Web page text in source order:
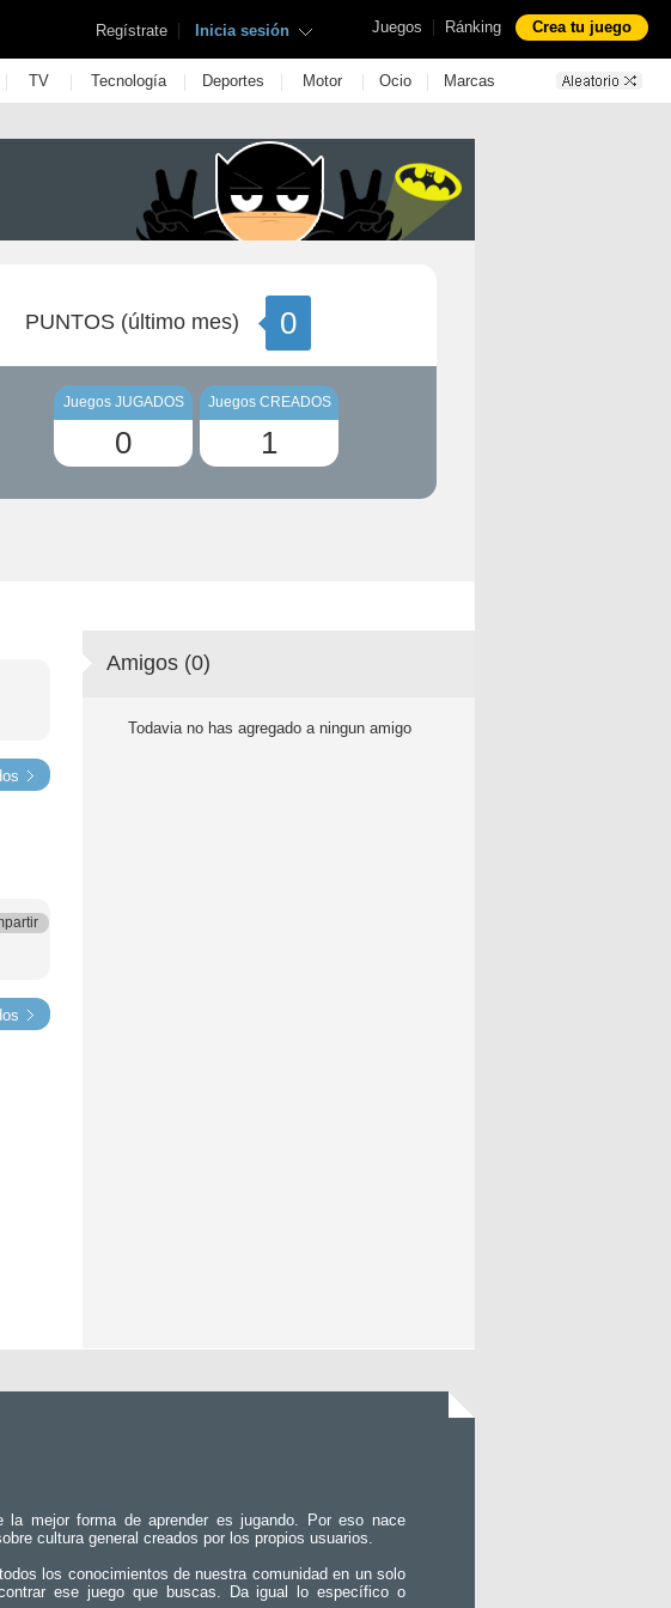
Juegos | Ránking Crea tu juego
Regístrate | Inicia sesión
| TV | Tecnología | Deportes | Motor | Ocio | Marcas
PUNTOS (último mes) 0
Juegos JUGADOS
0
Juegos CREADOS
1
Amigos (0)
Todavia no has agregado a ningun amigo
la mejor forma de aprender es jugando. Por eso nace
cultura general creados por los propios usuarios.
los conocimientos de nuestra comunidad en un solo
ese juego que buscas. Da igual lo específico o